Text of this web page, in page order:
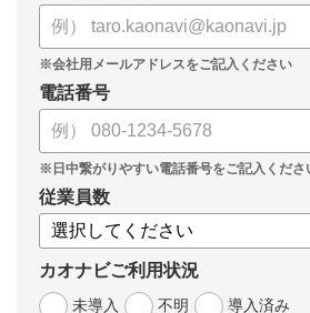
電話番号
従業員数
カオナビご利用状況
未導入
不明 導入済み